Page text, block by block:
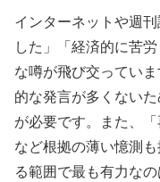
インターネットや週
した」「経済的に苦
な噂が飛び交ってい
的な発言が多くない
が必要です。また、
など根拠の薄い憶測
る範囲で最も有力な